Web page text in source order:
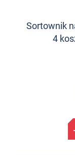
Sortownik
4